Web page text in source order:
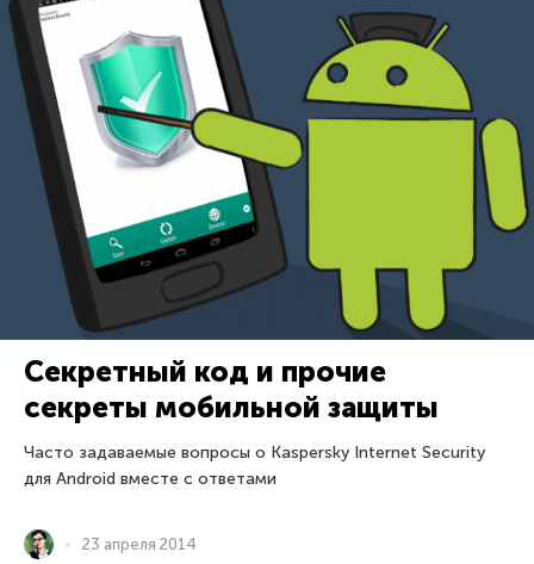
Секретный код и прочие
секреты мобильной защиты
Часто задаваемые вопросы о Kaspersky Internet Security
для Android вместе с ответами
23 апреля 2014